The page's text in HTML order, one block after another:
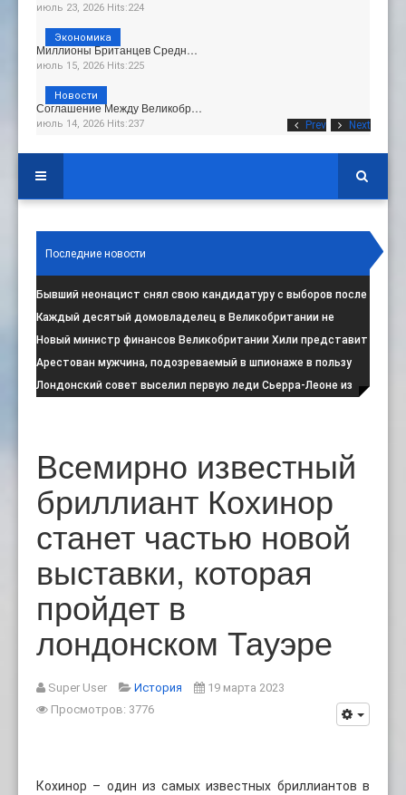
Prev Next
июль 23, 2026 Hits:224
Миллионы Британцев Средн…
июль 15, 2026 Hits:225
Экономика
Соглашение Между Великобр…
июль 14, 2026 Hits:237
Новости
Последние новости
Бывший неонацист снял свою кандидатуру с выборов после
негативной реакции общест:
Каждый десятый домовладелец в Великобритании не
намерен соблюдать запрет на испо:
Новый министр финансов Великобритании Хили представит
свой первый бюджет 28 октя:
Арестован мужчина, подозреваемый в шпионаже в пользу
Ирана на британской военной:
Лондонский совет выселил первую леди Сьерра-Леоне из
Всемирно известный
бриллиант Кохинор
станет частью новой
выставки, которая
пройдет в
лондонском Тауэре
Super User История
19 марта 2023
Просмотров: 3776
Кохинор – один из самых известных бриллиантов в